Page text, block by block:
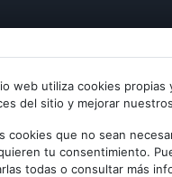
web utiliza cookies propias
del sitio y mejorar
cookies que no sean
tu consentimiento.
todas o consultar más